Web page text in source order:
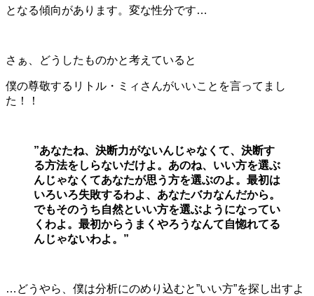
となる傾向があります。変な性分です…
さぁ、どうしたものかと考えていると
僕の尊敬するリトル・ミィさんがいいことを言ってまし
た！！
”あなたね、決断力がないんじゃなくて、決断す
る方法をしらないだけよ。あのね、いい方を選ぶ
んじゃなくてあなたが思う方を選ぶのよ。最初は
いろいろ失敗するわよ、あなたバカなんだから。
でもそのうち自然といい方を選ぶようになってい
くわよ。最初からうまくやろうなんて自惚れてる
んじゃないわよ。”
…どうやら、僕は分析にのめり込むと”いい方”を探し出すよ